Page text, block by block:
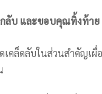
บ และขอบคุณทิ้งท้าย
ดเคล็ดลับในส่วนสำคัญเ